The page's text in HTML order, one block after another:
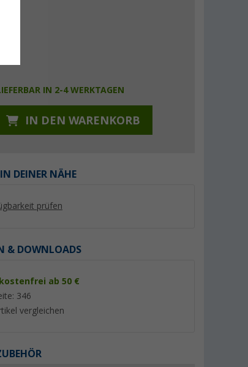
IN 2-4 WERKTAGEN
IN DEN WARENKORB
DEINER NÄHE
prüfen
& DOWNLOADS
ab 50 €
346
vergleichen